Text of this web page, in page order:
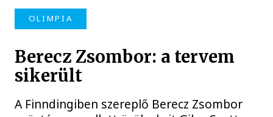
OLIMPIA
Berecz Zsombor: a tervem
sikerült
A Finndingiben szereplő Berecz Zsombor